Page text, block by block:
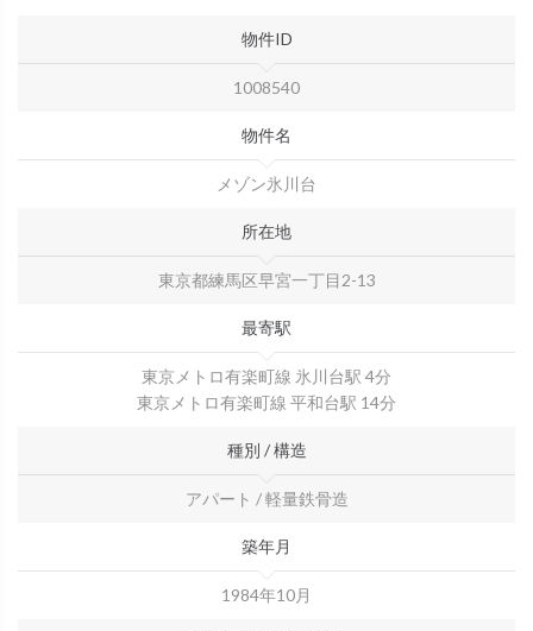
物件ID
1008540
物件名
メゾン氷川台
所在地
東京都練馬区早宮一丁目2-13
最寄駅
東京メトロ有楽町線 氷川台駅 4分
東京メトロ有楽町線 平和台駅 14分
種別 / 構造
アパート / 軽量鉄骨造
築年月
1984年10月